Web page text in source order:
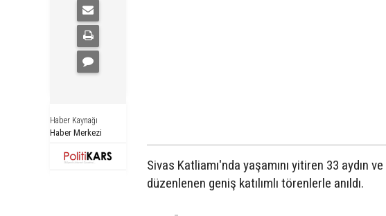
Haber Kaynağı
Haber Merkezi
Sivas Katliamı'nda yaşamını yitiren 33 aydın
düzenlenen geniş katılımlı törenlerle anıldı.